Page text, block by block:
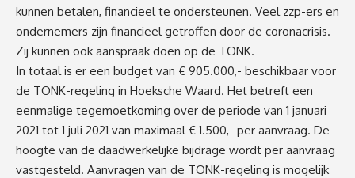
kunnen betalen, financieel te ondersteunen. Veel zzp-ers en
ondernemers zijn financieel getroffen door de coronacrisis.
Zij kunnen ook aanspraak doen op de TONK.
In totaal is er een budget van € 905.000,- beschikbaar voor
de TONK-regeling in Hoeksche Waard. Het betreft een
eenmalige tegemoetkoming over de periode van 1 januari
2021 tot 1 juli 2021 van maximaal € 1.500,- per aanvraag. De
hoogte van de daadwerkelijke bijdrage wordt per aanvraag
vastgesteld. Aanvragen van de TONK-regeling is mogelijk